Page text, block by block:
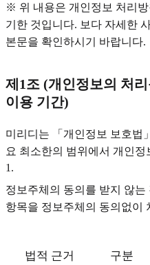
※ 위 내용은 개인정보 처리
기한 것입니다. 보다 자세한
본문을 확인하시기 바랍니다.
제1조 (개인정보의 처
이용 기간)
미리디는 「개인정보 보호법
요 최소한의 범위에서 개인정
1 .
정보주체의 동의를 받지 않
항목을 정보주체의 동의없이
법적 근거 구분